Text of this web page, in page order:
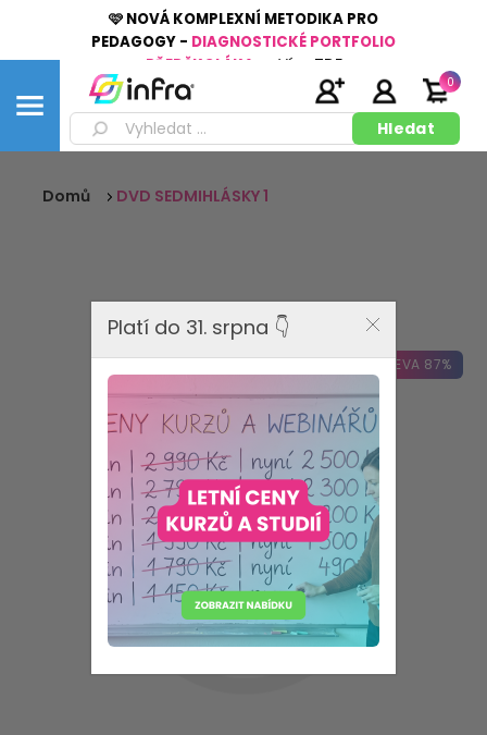
🩷 NOVÁ KOMPLEXNÍ METODIKA PRO
PEDAGOGY - DIAGNOSTICKÉ PORTFOLIO
PŘEDŠKOLÁKA
Více ZDE
0
Domů DVD SEDMIHLÁSKY 1
SLEVA 87%
Platí do 31. srpna 👇